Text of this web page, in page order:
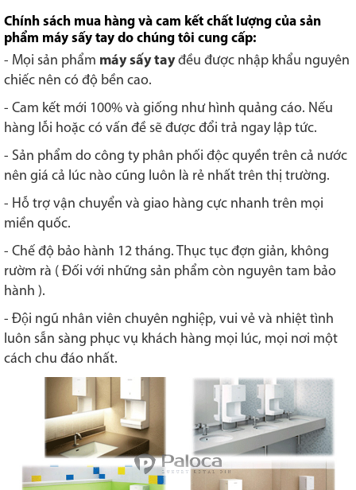
Chính sách mua hàng và cam kết chất lượng của sản
phẩm máy sấy tay do chúng tôi cung cấp:
- Mọi sản phẩm máy sấy tayđều được nhập khẩu nguyên
chiếc nên có độ bền cao.
- Cam kết mới 100% và giống như hình quảng cáo. Nếu
hàng lỗi hoặc có vấn đề sẽ được đổi trả ngay lập tức.
- Sản phẩm do công ty phân phối độc quyền trên cả nước
nên giá cả lúc nào cũng luôn là rẻ nhất trên thị trường.
- Hỗ trợ vận chuyển và giao hàng cực nhanh trên mọi
miền quốc.
- Chế độ bảo hành 12 tháng. Thục tục đợn giản, không
rườm rà ( Đối với những sản phẩm còn nguyên tam bảo
hành ).
- Đội ngũ nhân viên chuyên nghiệp, vui vẻ và nhiệt tình
luôn sẵn sàng phục vụ khách hàng mọi lúc, mọi nơi một
cách chu đáo nhất.